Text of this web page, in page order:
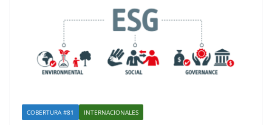
COBERTURA #81 INTERNACIONALES